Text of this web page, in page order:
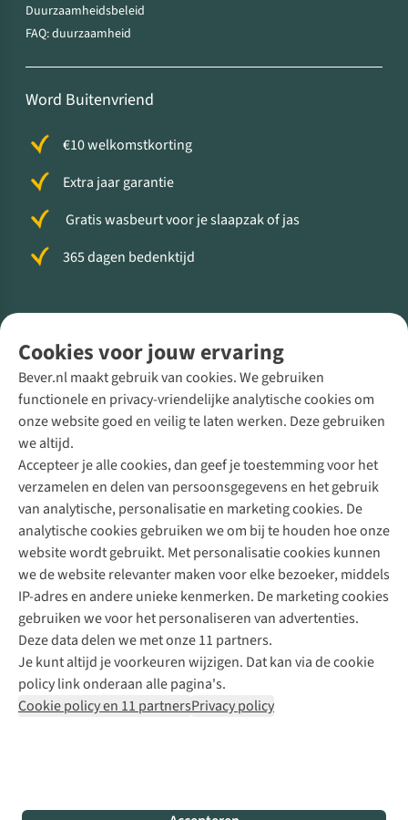
Cookies voor jouw ervaring
Bever.nl maakt gebruik van cookies. We gebruiken
functionele en privacy-vriendelijke analytische cookies om
onze website goed en veilig te laten werken. Deze gebruiken
we altijd.
Accepteer je alle cookies, dan geef je toestemming voor het
verzamelen en delen van persoonsgegevens en het gebruik
van analytische, personalisatie en marketing cookies. De
analytische cookies gebruiken we om bij te houden hoe onze
website wordt gebruikt. Met personalisatie cookies kunnen
we de website relevanter maken voor elke bezoeker, middels
IP-adres en andere unieke kenmerken. De marketing cookies
gebruiken we voor het personaliseren van advertenties.
Deze data delen we met onze 11 partners.
Je kunt altijd je voorkeuren wijzigen. Dat kan via de cookie
policy link onderaan alle pagina's.
Cookie policy en 11 partnersPrivacy policy
Duurzaamheidsbeleid
FAQ: duurzaamheid
Word Buitenvriend
€10 welkomstkorting
Extra jaar garantie
Gratis wasbeurt voor je slaapzak of jas
365 dagen bedenktijd
Direct advies van een Buitenexpert
+31 (0)85 888 50 88
+31 6 12 28 49 80
Contactformulier